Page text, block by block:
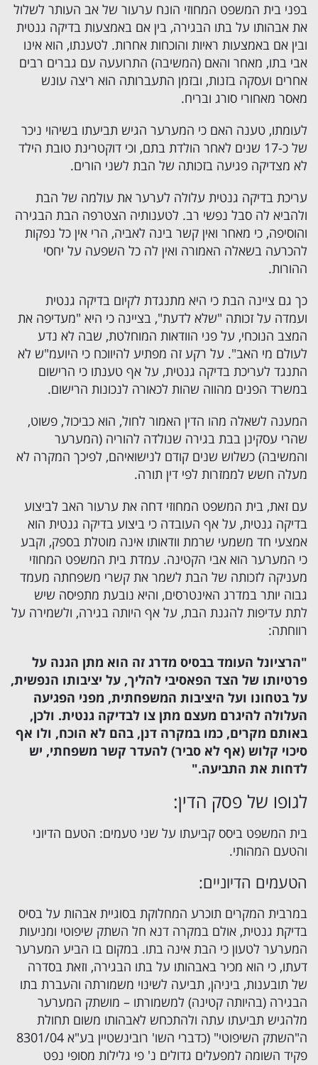
בפני בית המשפט המחוזי הונח ערעור של אב העותר לשלול
את אבהותו על בתו הבגירה, בין אם באמצעות בדיקה גנטית
ובין אם באמצעות ראיות והוכחות אחרות. לטענתו, הוא אינו
אבי בתו, מאחר והאם (המשיבה) התרועעה עם גברים רבים
אחרים ועסקה בזנות, ובזמן התעברותה הוא ריצה עונש
מאסר מאחורי סורג ובריח.
לעומתו, טענה האם כי המערער הגיש תביעתו בשיהוי ניכר
של כ-17 שנים לאחר הולדת בתם, וכי דוקטרינת טובת הילד
לא מצדיקה פגיעה בזכותה של הבת לשני הורים.
עריכת בדיקה גנטית עלולה לערער את עולמה של הבת
ולהביא לה סבל נפשי רב. לטענותיה הצטרפה הבת הבגירה
והוסיפה, כי מאחר ואין קשר בינה לאביה, הרי אין כל נפקות
להכרעה בשאלה האמורה ואין לה כל השפעה על יחסי
ההורות.
כך גם ציינה הבת כי היא מתנגדת לקיום בדיקה גנטית
ועמדה על זכותה "שלא לדעת", בציינה כי היא "מעדיפה את
המצב הנוכחי, על פני הוודאות המוחלטת, שבה לא נדע
לעולם מי האב". על רקע זה מפתיע להיווכח כי היועמ"ש לא
התנגד לעריכת בדיקה גנטית, על אף טענתו כי הרישום
במשרד הפנים מהווה שהות לכאורה לנכונות הרישום.
המענה לשאלה מהו הדין האמור לחול, הוא כביכול, פשוט,
שהרי עסקינן בבת בגירה שנולדה להוריה (המערער
והמשיבה) כשלוש שנים קודם לנישואיהם, לפיכך המקרה לא
מעלה חשש לממזרות לפי דין תורה.
עם זאת, בית המשפט המחוזי דחה את ערעור האב לביצוע
בדיקה גנטית, על אף העובדה כי ביצוע בדיקה גנטית הוא
אמצעי חד משמעי שרמת וודאותו אינה מוטלת בספק, וקבע
כי המערער הוא אבי הקטינה. עמדת בית המשפט המחוזי
מעניקה לזכותה של הבת לשמר את קשרי משפחתה מעמד
גבוה יותר במדרג האינטרסים, והיא נובעת מתפיסה שיש
לתת עדיפות להגנת הבת, על אף היותה בגירה, ולשמירה על
רווחתה:
"הרציונל העומד בבסיס מדרג זה הוא מתן הגנה על
פרטיותו של הצד הפאסיבי להליך, על יציבותו הנפשית,
על בטחונו ועל היציבות המשפחתית, מפני הפגיעה
העלולה להיגרם מעצם מתן צו לבדיקה גנטית. ולכן,
באותם מקרים, כמו במקרה דנן, בהם לא הוכח, ולו אף
סיכוי קלוש (אף לא סביר) להעדר קשר משפחתי, יש
לדחות את התביעה."
לגופו של פסק הדין:
בית המשפט ביסס קביעתו על שני טעמים: הטעם הדיוני
והטעם המהותי.
הטעמים הדיוניים:
במרבית המקרים תוכרע המחלוקת בסוגיית אבהות על בסיס
בדיקת גנטית, אולם במקרה דנא חל השתק שיפוטי ומניעות
המערער לטעון כי הבת אינה בתו. במקום בו הביע המערער
דעתו, כי הוא מכיר באבהותו על בתו הבגירה, וזאת בסדרה
של תובענות, ביניהן, תביעה לשינוי משמורתה והעברת בתו
הבגירה (בהיותה קטינה) למשמורתו – מושתק המערער
מלהגיש תביעתו עתה ולהתכחש לאבהותו משום תחולת
ה"השתק השיפוטי" (כדברי השו' רובינשטיין בע"א 8301/04
פקיד השומה למפעלים גדולים נ' פי גלילות מסופי נפט